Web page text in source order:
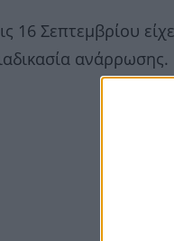
16 Σεπτεμβρίου
ανάρρωσης.